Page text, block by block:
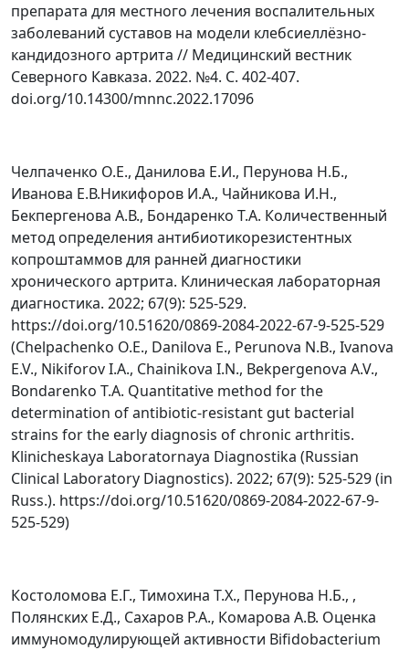
препарата для местного лечения воспалительных
заболеваний суставов на модели клебсиеллёзно-
кандидозного артрита // Медицинский вестник
Северного Кавказа. 2022. №4. С. 402-407.
doi.org/10.14300/mnnc.2022.17096
Челпаченко О.Е., Данилова Е.И., Перунова Н.Б.,
Иванова Е.В.Никифоров И.А., Чайникова И.Н.,
Бекпергенова А.В., Бондаренко Т.А. Количественный
метод определения антибиотикорезистентных
копроштаммов для ранней диагностики
хронического артрита. Клиническая лабораторная
диагностика. 2022; 67(9): 525-529.
https://doi.org/10.51620/0869-2084-2022-67-9-525-529
(Chelpachenko O.E., Danilova E., Perunova N.B., Ivanova
E.V., Nikiforov I.A., Chainikova I.N., Bekpergenova A.V.,
Bondarenko T.A. Quantitative method for the
determination of antibiotic-resistant gut bacterial
strains for the early diagnosis of chronic arthritis.
Klinicheskaya Laboratornaya Diagnostika (Russian
Clinical Laboratory Diagnostics). 2022; 67(9): 525-529 (in
Russ.). https://doi.org/10.51620/0869-2084-2022-67-9-
525-529)
Костоломова Е.Г., Тимохина Т.Х., Перунова Н.Б., ,
Полянских Е.Д., Сахаров Р.А., Комарова А.В. Оценка
иммуномодулирующей активности Bifidobacterium